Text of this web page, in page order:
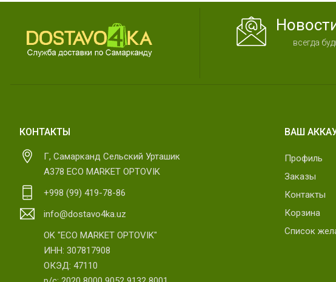
всегда
КОНТАКТЫ
Г, Самарканд Сельский Урташик
А378 ECO MARKET OPTOVIK
+998 (99) 419-78-86
info@dostavo4ka.uz
OK "ECO MARKET OPTOVIK"
ИНН: 307817908
ОКЭД: 47110
ВАШ
Профиль
Заказы
Контакты
Корзина
Список